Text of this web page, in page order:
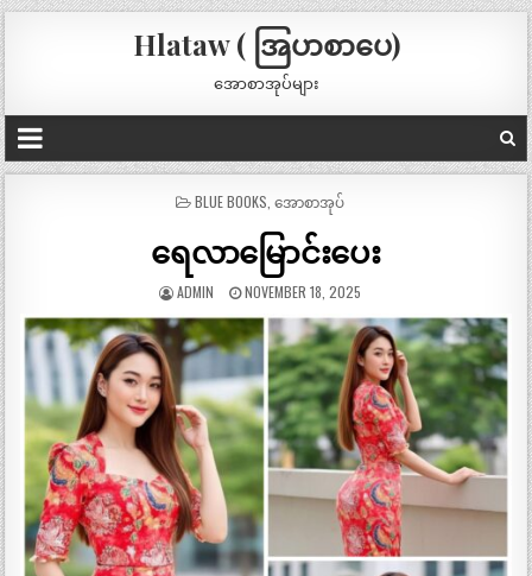
Hlataw ( အြပာစာပေ)
အောစာအုပ်များ
POSTED
BLUE BOOKS အောစာအုပ်
ရေလာမြောင်းပေး
ADMIN NOVEMBER 18, 2025